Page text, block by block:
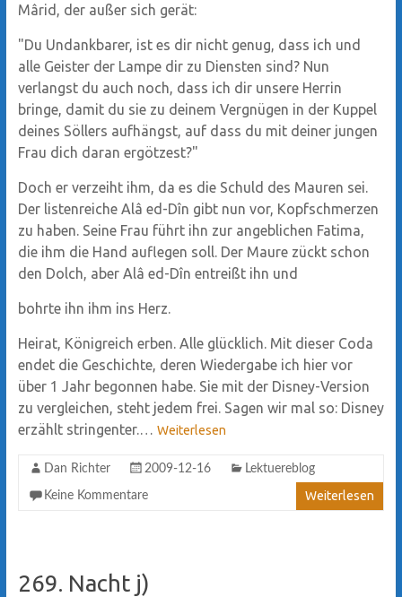
Mârid, der außer sich gerät:
"Du Undankbarer, ist es dir nicht genug, dass ich und
alle Geister der Lampe dir zu Diensten sind? Nun
verlangst du auch noch, dass ich dir unsere Herrin
bringe, damit du sie zu deinem Vergnügen in der Kuppel
deines Söllers aufhängst, auf dass du mit deiner jungen
Frau dich daran ergötzest?"
Doch er verzeiht ihm, da es die Schuld des Mauren sei.
Der listenreiche Alâ ed-Dîn gibt nun vor, Kopfschmerzen
zu haben. Seine Frau führt ihn zur angeblichen Fatima,
die ihm die Hand auflegen soll. Der Maure zückt schon
den Dolch, aber Alâ ed-Dîn entreißt ihn und
bohrte ihn ihm ins Herz.
Heirat, Königreich erben. Alle glücklich. Mit dieser Coda
endet die Geschichte, deren Wiedergabe ich hier vor
über 1 Jahr begonnen habe. Sie mit der Disney-Version
zu vergleichen, steht jedem frei. Sagen wir mal so: Disney
erzählt stringenter.… Weiterlesen
Dan Richter 2009-12-16 Lektuereblog
Keine Kommentare Weiterlesen
269. Nacht j)